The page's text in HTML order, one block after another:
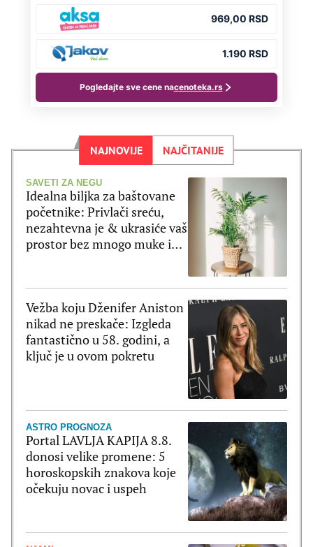
NAJNOVIJE NAJČITANIJE
SAVETI ZA NEGU
Idealna biljka za baštovane
početnike: Privlači sreću,
nezahtevna je & ukrasiće vaš
prostor bez mnogo muke i
Vežba koju Dženifer Aniston
nikad ne preskače: Izgleda
fantastično u 58. godini, a
ključ je u ovom pokretu
ASTRO PROGNOZA
Portal LAVLJA KAPIJA 8.8.
donosi velike promene: 5
horoskopskih znakova koje
očekuju novac i uspeh